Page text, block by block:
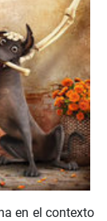
en el contexto